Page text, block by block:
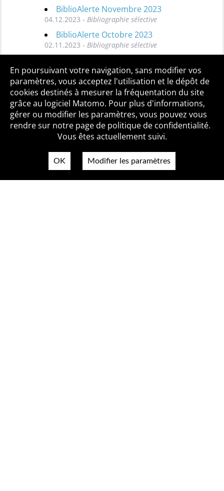
BiblioAlerte Novembre 2023
04.12.2023 - Bibliographie sélective
BiblioAlerte Octobre 2023
02.11.2023 - Bibliographie sélective
Toutes les BiblioAlertes
Qui sommes-nous ? Mentions légales
Accessibilité
Politique de confidentialité
Contact
En poursuivant votre navigation, sans modifier vos
paramètres, vous acceptez l'utilisation et le dépôt de
cookies destinés à mesurer la fréquentation du site
grâce au logiciel Matomo. Pour plus d'informations,
gérer ou modifier les paramètres, vous pouvez vous
rendre sur notre page de politique de confidentialité.
Vous êtes actuellement suivi.
OK Modifier les paramètres